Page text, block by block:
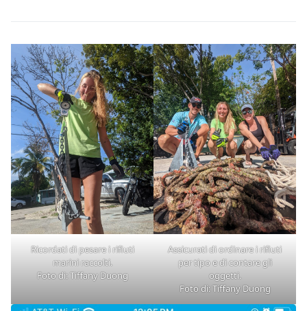
Ricordati di pesare i rifiuti
marini raccolti.
Foto di: Tiffany Duong
Assicurati di ordinare i rifiuti
per tipo e di contare gli
oggetti.
Foto di: Tiffany Duong